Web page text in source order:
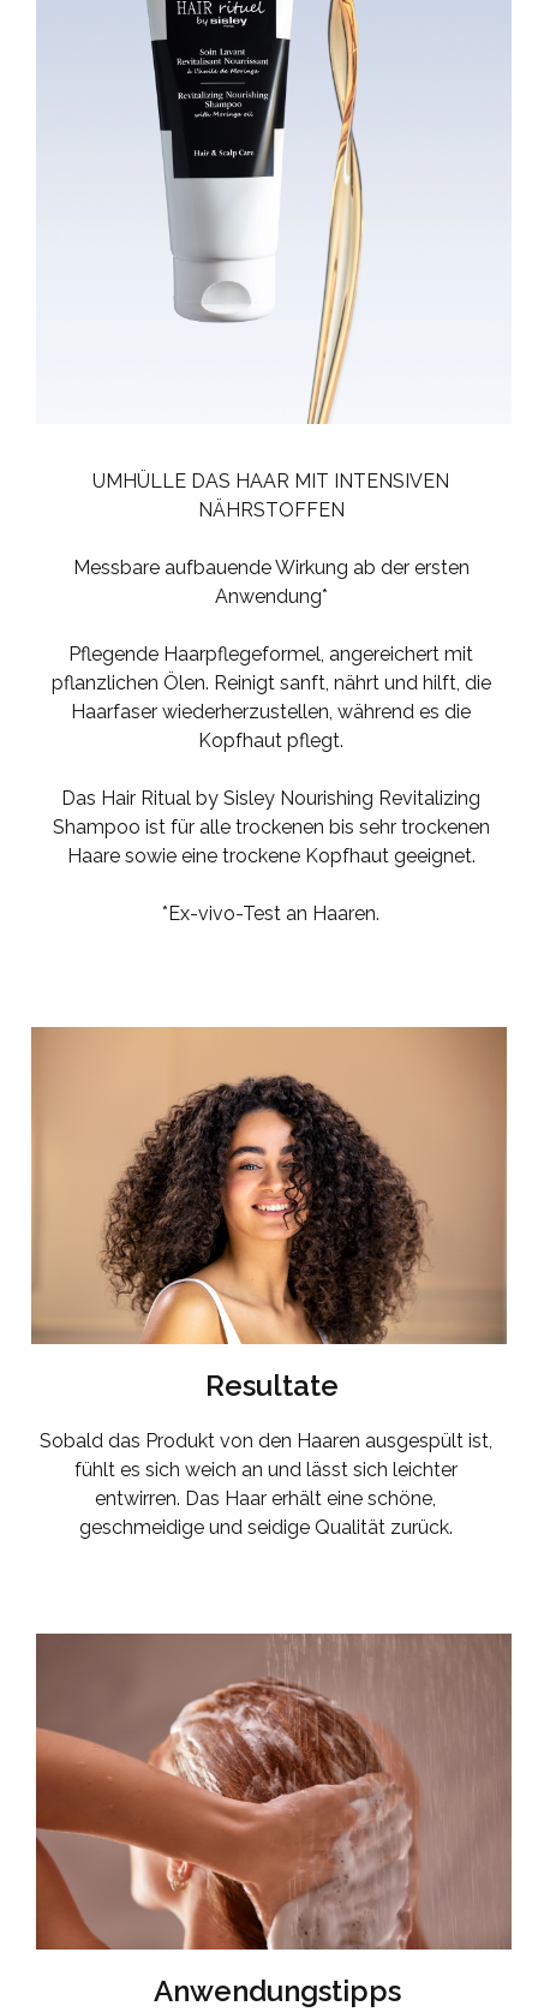
UMHÜLLE DAS HAAR MIT INTENSIVEN
NÄHRSTOFFEN
Messbare aufbauende Wirkung ab der ersten
Anwendung*
Pflegende Haarpflegeformel, angereichert mit
pflanzlichen Ölen. Reinigt sanft, nährt und hilft, die
Haarfaser wiederherzustellen, während es die
Kopfhaut pflegt.
Das Hair Ritual by Sisley Nourishing Revitalizing
Shampoo ist für alle trockenen bis sehr trockenen
Haare sowie eine trockene Kopfhaut geeignet.
*Ex-vivo-Test an Haaren.
Resultate
Sobald das Produkt von den Haaren ausgespült ist,
fühlt es sich weich an und lässt sich leichter
entwirren. Das Haar erhält eine schöne,
geschmeidige und seidige Qualität zurück.
Anwendungstipps